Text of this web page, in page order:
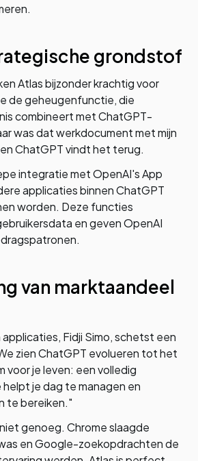
grondstof
Atlas bijzonder krachtig voor
de geheugenfunctie, die
combineert met ChatGPT-
was dat werkdocument met mijn
ChatGPT vindt het terug.
integratie met OpenAI's App
applicaties binnen ChatGPT
worden. Deze functies
en geven OpenAI
van marktaandeel
Fidji Simo, schetst een
zien ChatGPT evolueren tot het
voor je leven: een volledig
je dag te managen en
te bereiken."
genoeg. Chrome slaagde
en Google-zoekopdrachten de